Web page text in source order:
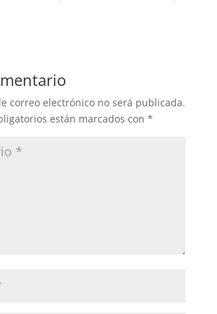
correo electrónico no será publicada.
están marcados con *